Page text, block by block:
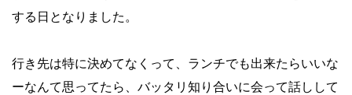
する日となりました。
行き先は特に決めてなくって、ランチでも出来たらいいな
ーなんて思ってたら、バッタリ知り合いに会って話しして